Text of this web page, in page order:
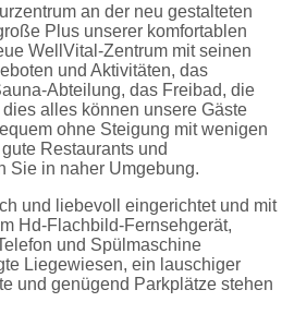
an der neu gestalteten
Plus unserer komfortablen
WellVital-Zentrum mit seinen
und Aktivitäten, das
Abteilung, das Freibad, die
alles können unsere Gäste
ohne Steigung mit wenigen
Restaurants und
Sie in naher Umgebung.
und liebevoll eingerichtet und mit
Hd-Flachbild-Fernsehgerät,
und Spülmaschine
Liegewiesen, ein lauschiger
und genügend Parkplätze stehen